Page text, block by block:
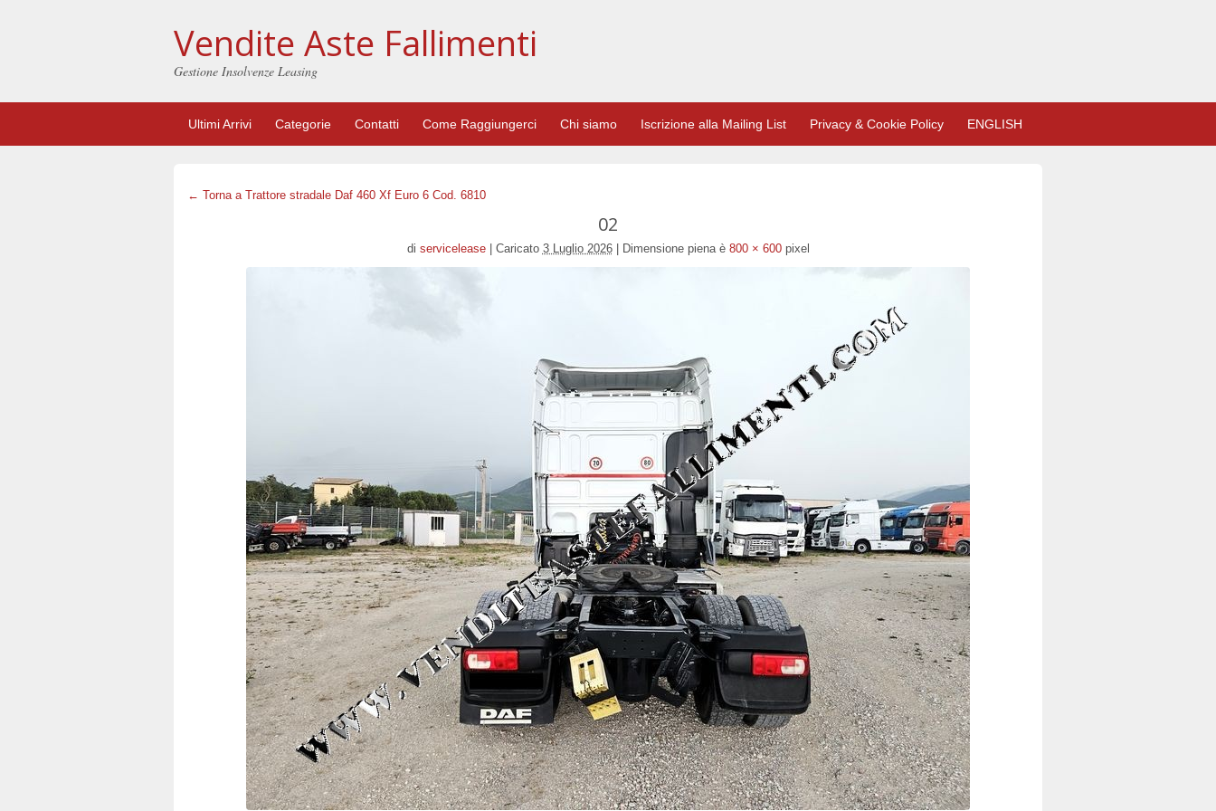
Vendite Aste Fallimenti
Gestione Insolvenze Leasing
Ultimi Arrivi Categorie Contatti Come Raggiungerci Chi siamo Iscrizione alla Mailing List Privacy & Cookie Policy ENGLISH
← Torna a Trattore stradale Daf 460 Xf Euro 6 Cod. 6810
02
di servicelease Caricato 3 Luglio 2026 Dimensione piena è 800 × 600pixel